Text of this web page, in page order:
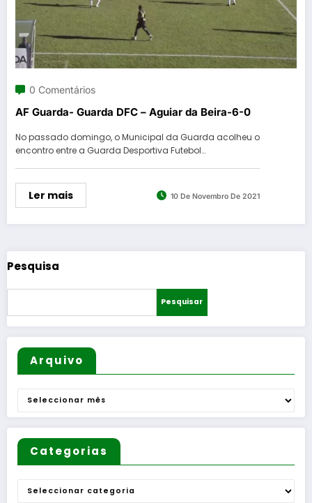
0 Comentários
AF Guarda- Guarda DFC – Aguiar da Beira-6-0
No passado domingo, o Municipal da Guarda acolheu o
encontro entre a Guarda Desportiva Futebol…
Ler mais 10 De Novembro De 2021
Pesquisa
Pesquisar
Arquivo
Arquivo
Categorias
Categorias